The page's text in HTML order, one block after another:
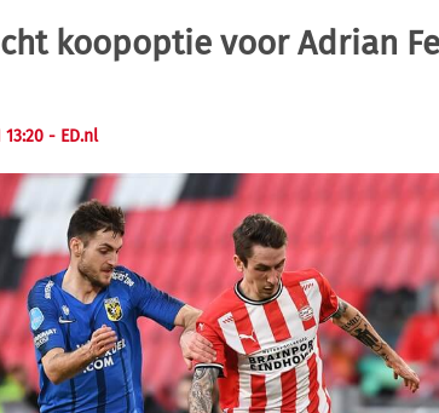
koopoptie voor Adrian
- ED.nl